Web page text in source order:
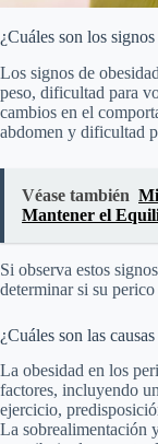
¿Cuáles son los
Los signos de
peso, dificultad para
cambios en el
abdomen y dificultad
Véase también
Mantener el
Si observa estos
determinar si su
¿Cuáles son las
La obesidad en los
factores, incluyendo
ejercicio,
La sobrealimentación